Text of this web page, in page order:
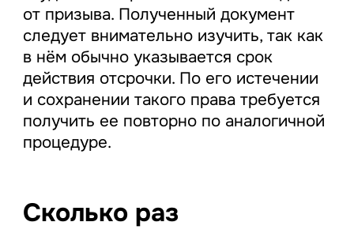
от призыва. Полученный документ
следует внимательно изучить, так как
в нём обычно указывается срок
действия отсрочки. По его истечении
и сохранении такого права требуется
получить ее повторно по аналогичной
процедуре.
Сколько раз